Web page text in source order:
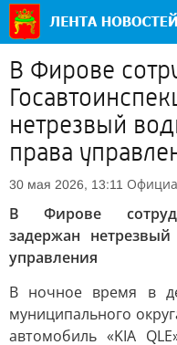
В Фирове
нетрезвый
права
30 мая 2026, 13:11
В Фирове
задержан
управления
В ночное время в
муниципального
автомобиль «KIA